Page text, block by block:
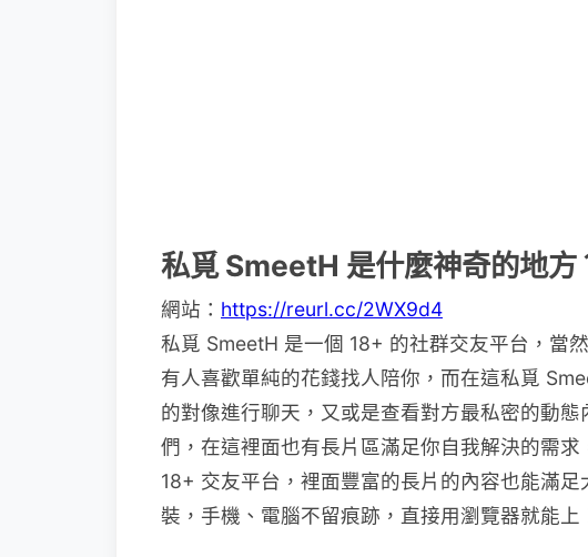
私覓 SmeetH 是什麼神奇的地方
網站： https://reurl.cc/2WX9d4
私覓 SmeetH 是一個 18+ 的社群交友平台，當
有人喜歡單純的花錢找人陪你，而在這私覓
的對像進行聊天，又或是查看對方最私密的動
們，在這裡面也有長片區滿足你自我解決的需
18+ 交友平台，裡面豐富的長片的內容也能滿
裝，手機、電腦不留痕跡，直接用瀏覽器就能上